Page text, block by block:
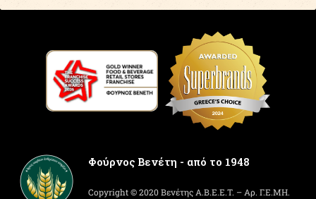
Φούρνος Βενέτη - από το 1948
Copyright © 2020 Βενέτης Α.Β.Ε.Ε.Τ. – Αρ. Γ.Ε.ΜΗ.